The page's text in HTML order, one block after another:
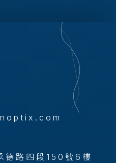
德路四段150號6樓